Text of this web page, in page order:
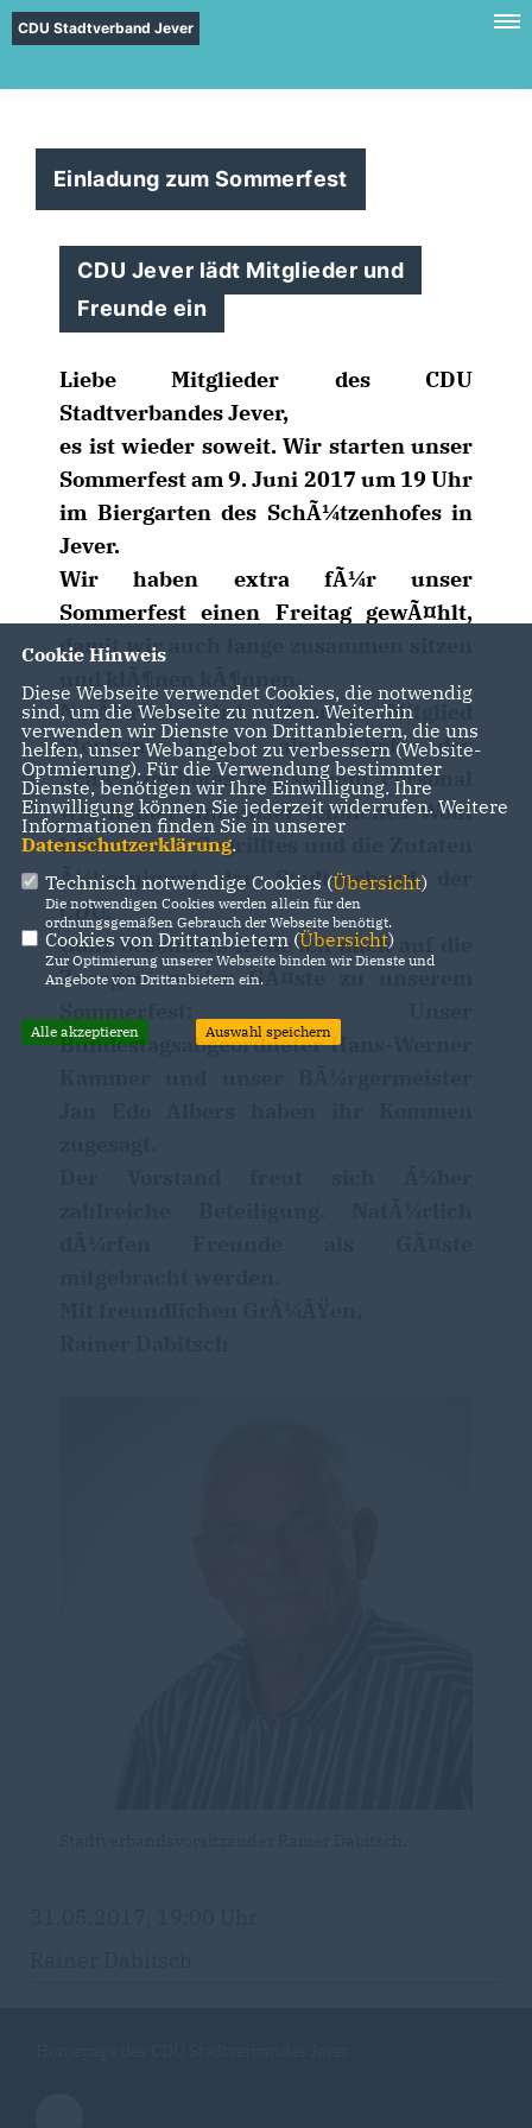
CDU Stadtverband Jever
Einladung zum Sommerfest
CDU Jever lädt Mitglieder und
Freunde ein
Liebe Mitglieder des CDU
Stadtverbandes Jever,
es ist wieder soweit. Wir starten unser
Sommerfest am 9. Juni 2017 um 19 Uhr
im Biergarten des SchÃ¼tzenhofes in
Jever.
Wir haben extra fÃ¼r unser
Sommerfest einen Freitag gewÃ¤hlt,
damit wir auch lange zusammen sitzen
und klÃ¶nen kÃ¶nnen.
NatÃ¼rlich wird sich unser Mitglied
Stephan Eden als Chef des
SchÃ¼tzenhofes mit seinem Personal
wie immer um unser leibliches Wohl
kÃ¼mmern. Gegrilltes und die Zutaten
Ã¼bernimmt der Stadtverband der
CDU.
Ganz besonders freue ich mich auf die
Zusagen zweier GÃ¤ste zu unserem
Bundestagsabgeordneter Hans-Werner
Cookie Hinweis
Diese Webseite verwendet Cookies, die notwendig
sind, um die Webseite zu nutzen. Weiterhin
verwenden wir Dienste von Drittanbietern, die uns
helfen, unser Webangebot zu verbessern (Website-
Optmierung). Für die Verwendung bestimmter
Dienste, benötigen wir Ihre Einwilligung. Ihre
Einwilligung können Sie jederzeit widerrufen. Weitere
Informationen finden Sie in unserer
Datenschutzerklärung.
Technisch notwendige Cookies (Übersicht)
Die notwendigen Cookies werden allein für den
ordnungsgemäßen Gebrauch der Webseite benötigt.
Cookies von Drittanbietern (Übersicht)
Zur Optimierung unserer Webseite binden wir Dienste und
Angebote von Drittanbietern ein.
Alle akzeptieren Auswahl speichern